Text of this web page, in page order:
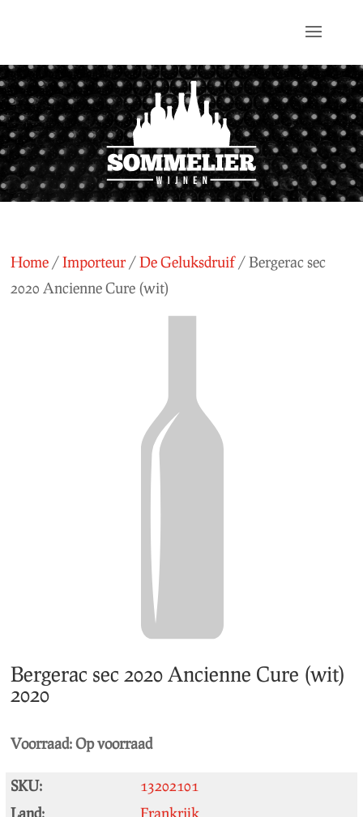
Home /Importeur/De Geluksdruif/ Bergerac sec
2020 Ancienne Cure (wit)
Bergerac sec 2020 Ancienne Cure (wit)
2020
Voorraad:Op voorraad
SKU:
13202101
Land:
Frankrijk